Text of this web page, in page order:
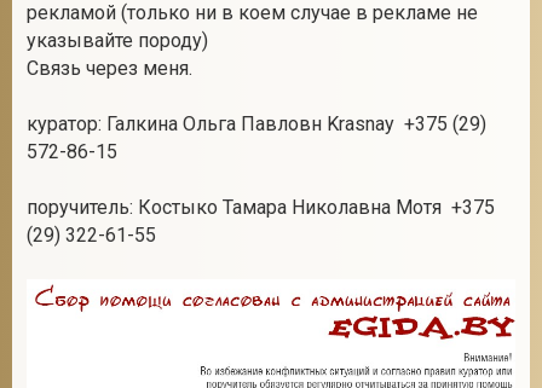
рекламой (только ни в коем случае в рекламе не
указывайте породу)
Связь через меня.
куратор: Галкина Ольга Павловн Krasnay +375 (29)
572-86-15
поручитель: Костыко Тамара Николавна Мотя +375
(29) 322-61-55